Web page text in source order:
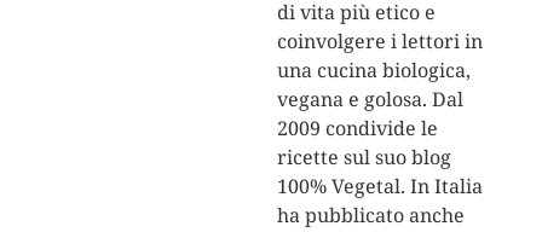
di vita più etico e
coinvolgere i lettori in
una cucina biologica,
vegana e golosa. Dal
2009 condivide le
ricette sul suo blog
100% Vegetal. In Italia
ha pubblicato anche